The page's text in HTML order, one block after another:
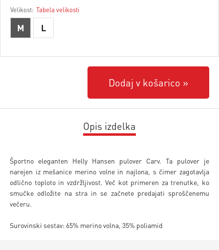
Velikost: Tabela velikosti
M L
Dodaj v košarico
Opis izdelka
Športno eleganten Helly Hansen pulover Carv. Ta pulover je
narejen iz mešanice merino volne in najlona, s čimer zagotavlja
odlično toploto in vzdržljivost. Več kot primeren za trenutke, ko
smučke odložite na stra in se začnete predajati sproščenemu
večeru.
Surovinski sestav: 65% merino volna, 35% poliamid